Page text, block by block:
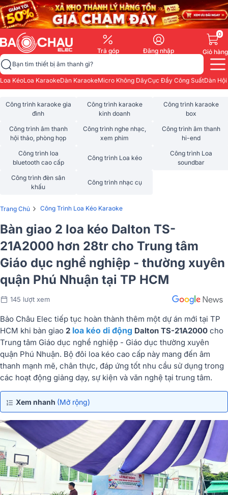
Trả góp Đăng nhập
0
Giỏ hàng
Bạn tìm thiết bị âm thanh gì?
Loa KéoLoa KaraokeDàn KaraokeMicro Không DâyCục Đẩy Công SuấtDàn
Công trình karaoke gia
đình
Công trình karaoke
kinh doanh
Công trình karaoke
box
Công trình âm thanh
hội thảo, phòng họp
Công trình nghe nhạc,
xem phim
Công trình âm thanh
hi-end
Công trình loa
bluetooth cao cấp
Công trình Loa kéo
Công trình Loa
soundbar
Công trình đèn sân
khấu
Công trình nhạc cụ
Trang Chủ › Công Trình Loa Kéo Karaoke
Bàn giao 2 loa kéo Dalton TS-
21A2000 hơn 28tr cho Trung tâm
Giáo dục nghề nghiệp - thường xuyên
quận Phú Nhuận tại TP HCM
145 lượt xem
Bảo Châu Elec tiếp tục hoàn thành thêm một dự án mới tại TP
HCM khi bàn giao 2 loa kéo di động Dalton TS-21A2000 cho
Trung tâm Giáo dục nghề nghiệp - Giáo dục thường xuyên
quận Phú Nhuận. Bộ đôi loa kéo cao cấp này mang đến âm
thanh mạnh mẽ, chân thực, đáp ứng tốt nhu cầu sử dụng trong
các hoạt động giảng dạy, sự kiện và văn nghệ tại trung tâm.
Xem nhanh (Mở rộng)